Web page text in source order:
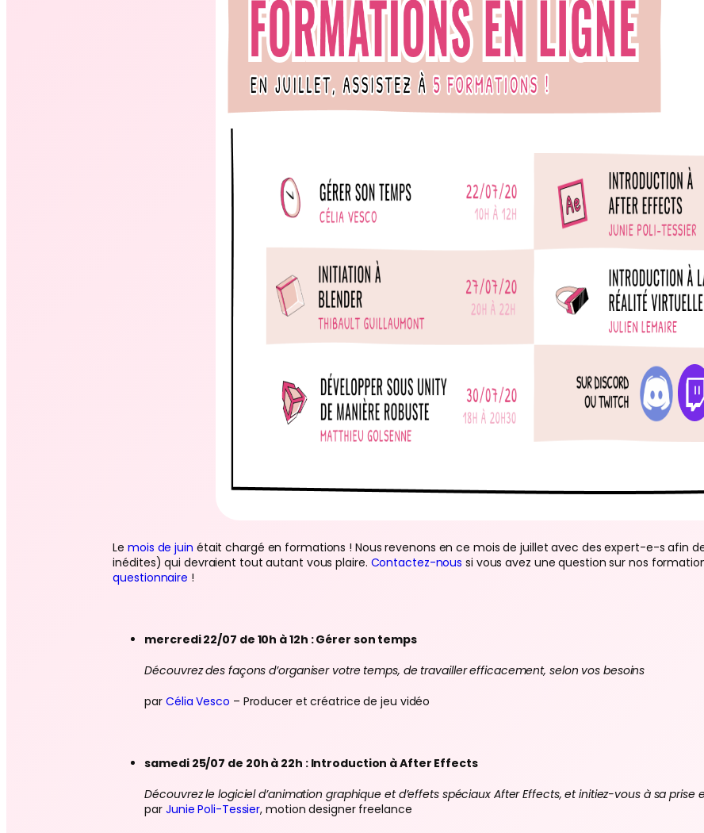
Lemois de juin était chargé en formations ! Nous revenons en ce mois de juillet avec des expert-e-s afin
inédites) qui devraient tout autant vous plaire. Contactez-nous si vous avez une question sur nos
questionnaire !
mercredi 22/07 de 10h à 12h : Gérer son temps
Découvrez des façons d’organiser votre temps, de travailler efficacement, selon vos besoins
par Célia Vesco – Producer et créatrice de jeu vidéo
samedi 25/07 de 20h à 22h : Introduction à After Effects
Découvrez le logiciel d’animation graphique et d’effets spéciaux After Effects, et initiez-vous à sa prise
par Junie Poli-Tessier, motion designer freelance